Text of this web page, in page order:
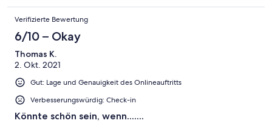
Verifizierte Bewertung
6/10 – Okay
Thomas K.
2. Okt. 2021
Gut: Lage und Genauigkeit des Onlineauftritts
Verbesserungswürdig: Check-in
Könnte schön sein, wenn.......